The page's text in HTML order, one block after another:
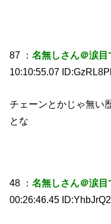
87 ：名無しさん＠涙目
10:10:55.07
チェーンとかじゃ無い
とな
48 ：名無しさん＠涙目
00:26:46.45